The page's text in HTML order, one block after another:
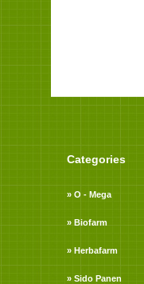
Categories
» O - Mega
» Biofarm
» Herbafarm
» Sido Panen